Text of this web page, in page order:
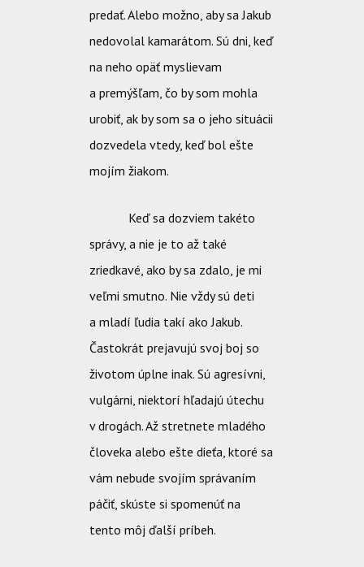
predať. Alebo možno, aby sa Jakub
nedovolal kamarátom. Sú dni, keď
na neho opäť myslievam
a premýšľam, čo by som mohla
urobiť, ak by som sa o jeho situácii
dozvedela vtedy, keď bol ešte
mojím žiakom.
Keď sa dozviem takéto
správy, a nie je to až také
zriedkavé, ako by sa zdalo, je mi
veľmi smutno. Nie vždy sú deti
a mladí ľudia takí ako Jakub.
Častokrát prejavujú svoj boj so
životom úplne inak. Sú agresívni,
vulgárni, niektorí hľadajú útechu
v drogách. Až stretnete mladého
človeka alebo ešte dieťa, ktoré sa
vám nebude svojím správaním
páčiť, skúste si spomenúť na
tento môj ďalší príbeh.